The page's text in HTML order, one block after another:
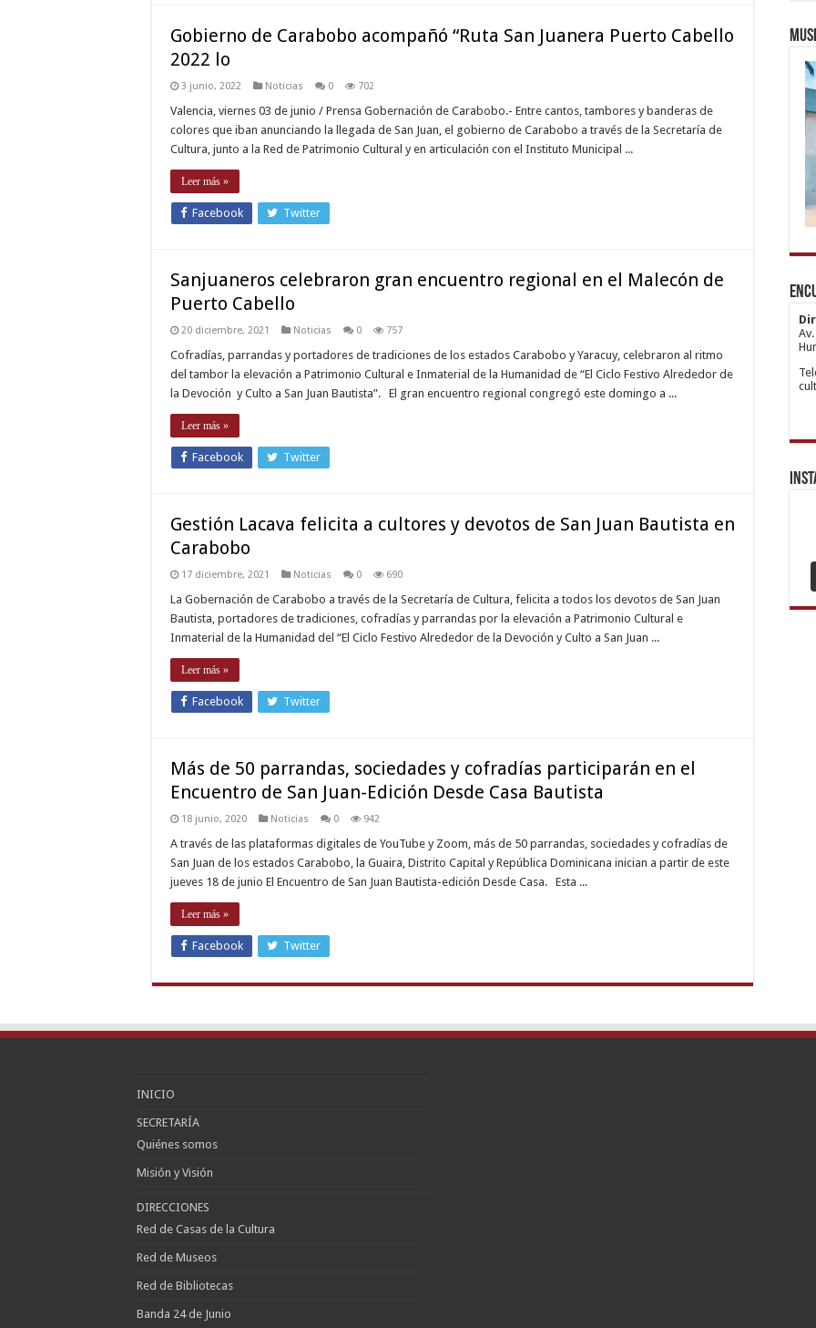
Gobierno de Carabobo acompañó “Ruta San Juanera Puerto Cabello
2022 lo
3 junio, 2022 Noticias 0 702
Valencia, viernes 03 de junio / Prensa Gobernación de Carabobo.- Entre cantos, tambores y banderas de
colores que iban anunciando la llegada de San Juan, el gobierno de Carabobo a través de la Secretaría de
Cultura, junto a la Red de Patrimonio Cultural y en articulación con el Instituto Municipal ...
Leer más »
Facebook Twitter
Sanjuaneros celebraron gran encuentro regional en el Malecón de
Puerto Cabello
20 diciembre, 2021 Noticias 0 757
Cofradías, parrandas y portadores de tradiciones de los estados Carabobo y Yaracuy, celebraron al ritmo
del tambor la elevación a Patrimonio Cultural e Inmaterial de la Humanidad de “El Ciclo Festivo Alrededor de
la Devoción y Culto a San Juan Bautista”. El gran encuentro regional congregó este domingo a ...
Leer más »
Facebook Twitter
Gestión Lacava felicita a cultores y devotos de San Juan Bautista en
Carabobo
17 diciembre, 2021 Noticias 0 690
La Gobernación de Carabobo a través de la Secretaría de Cultura, felicita a todos los devotos de San Juan
Bautista, portadores de tradiciones, cofradías y parrandas por la elevación a Patrimonio Cultural e
Inmaterial de la Humanidad del “El Ciclo Festivo Alrededor de la Devoción y Culto a San Juan ...
Leer más »
Facebook Twitter
Más de 50 parrandas, sociedades y cofradías participarán en el
Encuentro de San Juan-Edición Desde Casa Bautista
18 junio, 2020 Noticias 0 942
A través de las plataformas digitales de YouTube y Zoom, más de 50 parrandas, sociedades y cofradías de
San Juan de los estados Carabobo, la Guaira, Distrito Capital y República Dominicana inician a partir de este
jueves 18 de junio El Encuentro de San Juan Bautista-edición Desde Casa. Esta ...
Leer más »
Facebook Twitter
INICIO
SECRETARÍA
Quiénes somos
Misión y Visión
DIRECCIONES
Red de Casas de la Cultura
Red de Museos
Red de Bibliotecas
Banda 24 de Junio